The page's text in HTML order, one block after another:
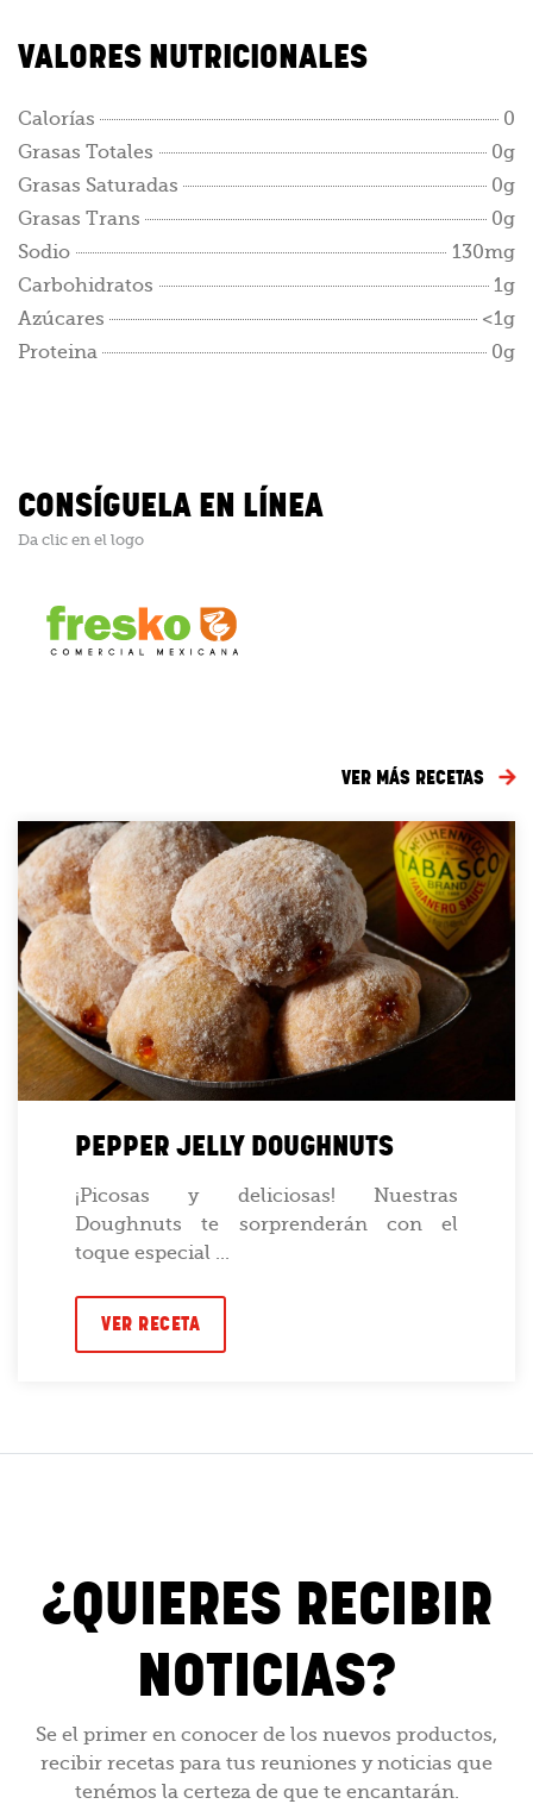
VALORES NUTRICIONALES
Calorías
0
Grasas Totales
0g
Grasas Saturadas
0g
Grasas Trans
0g
Sodio
130mg
Carbohidratos
1g
Azúcares
<1g
Proteina
0g
CONSÍGUELA EN LÍNEA
Da clic en el logo
VER MÁS RECETAS
PEPPER JELLY DOUGHNUTS
¡Picosas y deliciosas! Nuestras
Doughnuts te sorprenderán con el
toque especial ...
VER RECETA
¿QUIERES RECIBIR
NOTICIAS?
Se el primer en conocer de los nuevos productos,
recibir recetas para tus reuniones y noticias que
tenémos la certeza de que te encantarán.